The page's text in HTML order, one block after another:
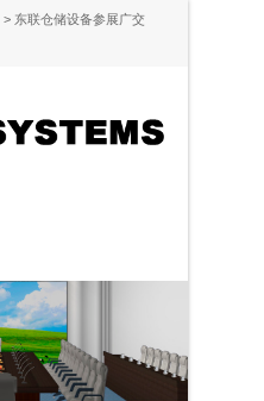
> 东联仓储设备参展广交